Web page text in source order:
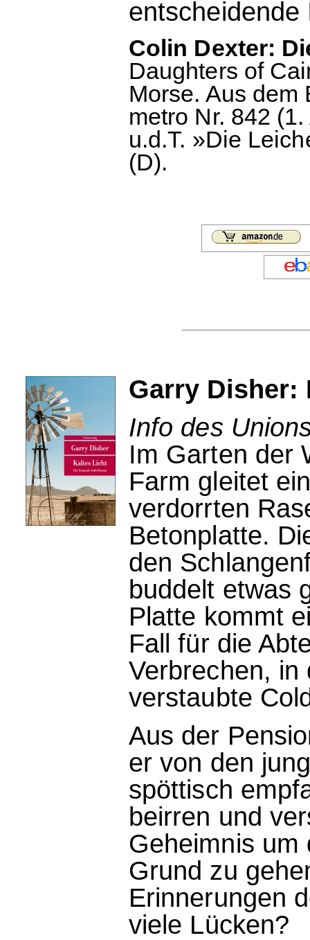
entscheidende
Colin Dexter:
Daughters of
Morse. Aus dem
metro Nr. 842
u.d.T. »Die
(D).
Garry Disher:
Info des
Im Garten der
Farm gleitet
verdorrten
Betonplatte.
den
buddelt etwas
Platte kommt
Fall für die
Verbrechen, in
verstaubte
Aus der
er von den
spöttisch
beirren und
Geheimnis um
Grund zu
Erinnerungen
viele Lücken?